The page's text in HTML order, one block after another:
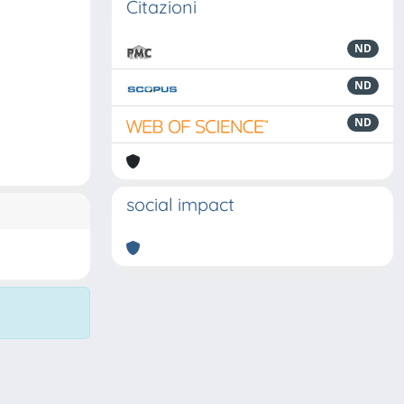
Citazioni
ND
ND
ND
social impact